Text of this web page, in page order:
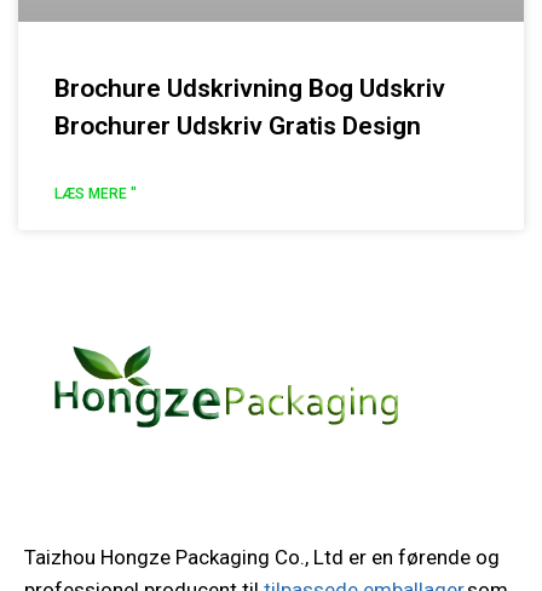
Brochure Udskrivning Bog Udskriv
Brochurer Udskriv Gratis Design
LÆS MERE "
Taizhou Hongze Packaging Co., Ltd er en førende og